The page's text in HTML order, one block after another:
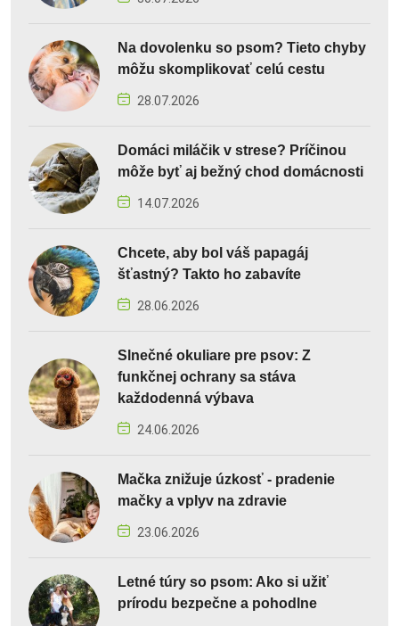
Na dovolenku so psom? Tieto chyby
môžu skomplikovať celú cestu
28.07.2026
Domáci miláčik v strese? Príčinou
môže byť aj bežný chod domácnosti
14.07.2026
Chcete, aby bol váš papagáj
šťastný? Takto ho zabavíte
28.06.2026
Slnečné okuliare pre psov: Z
funkčnej ochrany sa stáva
každodenná výbava
24.06.2026
Mačka znižuje úzkosť - pradenie
mačky a vplyv na zdravie
23.06.2026
Letné túry so psom: Ako si užiť
prírodu bezpečne a pohodlne